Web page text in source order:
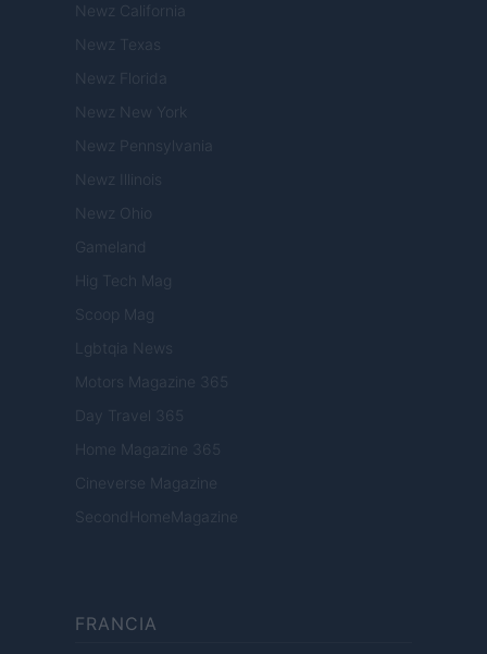
Newz California
Newz Texas
Newz Florida
Newz New York
Newz Pennsylvania
Newz Illinois
Newz Ohio
Gameland
Hig Tech Mag
Scoop Mag
Lgbtqia News
Motors Magazine 365
Day Travel 365
Home Magazine 365
Cineverse Magazine
SecondHomeMagazine
FRANCIA